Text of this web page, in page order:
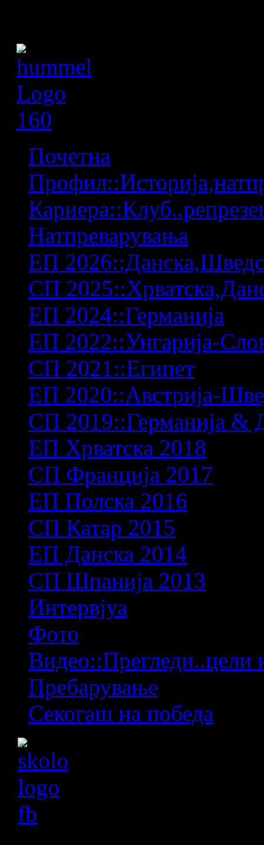
Почетна
Натпреварувања
ЕП
СП
ЕП 2024::Германија
ЕП 2022::Унгарија-
СП 2021::Египет
ЕП 2020::Австрија-
СП 2019::Германија &
ЕП Хрватска 2018
СП Франција 2017
ЕП Полска 2016
СП Катар 2015
ЕП Данска 2014
СП Шпанија 2013
Интервјуа
Фото
Видео::Прегледи..цели
Пребарување
Секогаш на победа